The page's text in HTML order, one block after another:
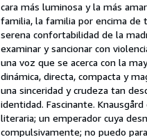
cara más luminosa y la más
familia, la familia por encima de
serena confortabilidad de la
examinar y sancionar con
una voz que se acerca con la
dinámica, directa, compacta y
una sinceridad y crudeza tan
identidad. Fascinante.
literaria; un emperador cuya
compulsivamente; no puedo